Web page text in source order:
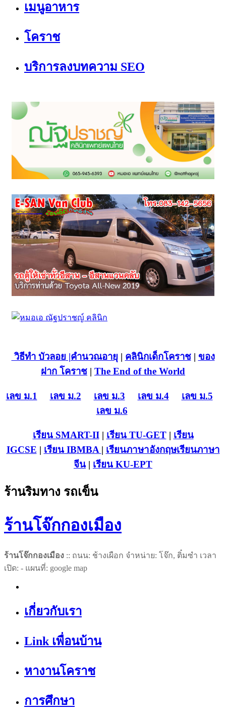
เมนูอาหาร
โคราช
บริการลงบทความ SEO
วิธีทำ บัวลอย |คำนวณอายุ | คลินิกเด็กโคราช| ของ
ฝาก โคราช | The End of the World
เลข ม.1 เลข ม.2 เลข ม.3 เลข ม.4
เลข ม.5
เลข ม.6
เรียน SMART-II| เรียน TU-GET| เรียน
IGCSE | เรียน IBMBA | เรียนภาษาอังกฤษเรียนภาษา
จีน | เรียน KU-EPT
ร้านริมทาง รถเข็น
ร้านโจ๊กกองเมือง
ร้านโจ๊กกองเมือง :: ถนน: ช้างเผือก จำหน่าย: โจ๊ก, ติ๋มซำ เวลา
เปิด: - แผนที่: google map
เกี่ยวกับเรา
Link เพื่อนบ้าน
หางานโคราช
การศึกษา